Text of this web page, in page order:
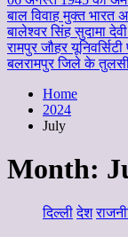
बाल विवाह मुक्त भारत
बालेश्वर सिंह सुदामा
रामपुर जौहर
बलरामपुर जिले के
Home
2024
July
Month:
दिल्ली देश